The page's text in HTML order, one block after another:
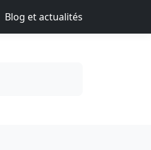
Blog et actualités